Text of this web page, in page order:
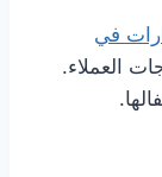
في
العملاء.